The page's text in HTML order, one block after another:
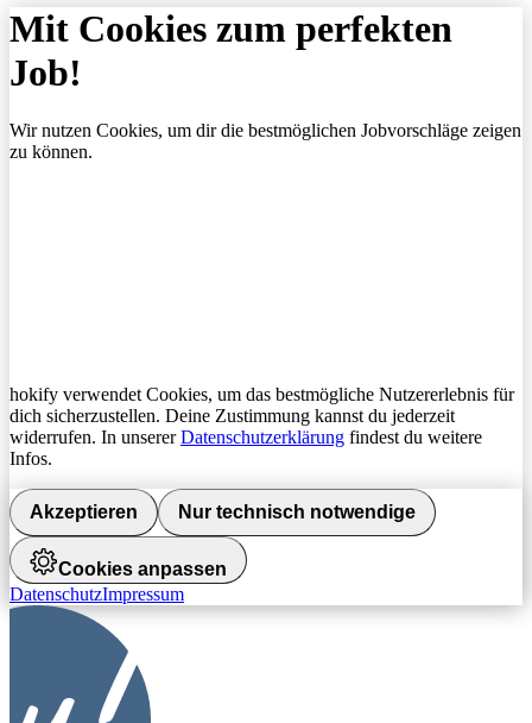
Mit Cookies zum perfekten
Job!
Wir nutzen Cookies, um dir die bestmöglichen Jobvorschläge zeigen
zu können.
hokify verwendet Cookies, um das bestmögliche Nutzererlebnis für
dich sicherzustellen. Deine Zustimmung kannst du jederzeit
widerrufen. In unsererDatenschutzerklärung findest du weitere
Infos.
Akzeptieren Nur technisch notwendige
Cookies anpassen
DatenschutzImpressum